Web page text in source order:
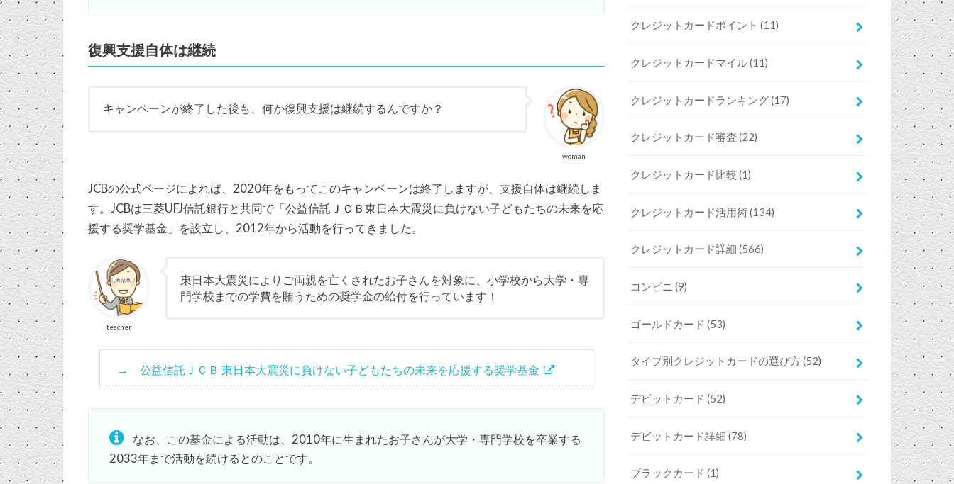
復興支援自体は継続
woman
キャンペーンが終了した後も、何か復興支援は継続するんですか？
JCBの公式ページによれば、2020年をもってこのキャンペーンは終了しますが、支援自体は継続しま
す。JCBは三菱UFJ信託銀行と共同で「公益信託ＪＣＢ東日本大震災に負けない子どもたちの未来を応
援する奨学基金」を設立し、2012年から活動を行ってきました。
teacher
東日本大震災によりご両親を亡くされたお子さんを対象に、小学校から大学・専
門学校までの学費を賄うための奨学金の給付を行っています！
公益信託ＪＣＢ 東日本大震災に負けない子どもたちの未来を応援する奨学基金
なお、この基金による活動は、2010年に生まれたお子さんが大学・専門学校を卒業する
2033年まで活動を続けるとのことです。
クレジットカードポイント(11)
クレジットカードマイル(11)
クレジットカードランキング(17)
クレジットカード審査(22)
クレジットカード比較(1)
クレジットカード活用術(134)
クレジットカード詳細(566)
コンビニ(9)
ゴールドカード(53)
タイプ別クレジットカードの選び方(52)
デビットカード(52)
デビットカード詳細(78)
ブラックカード(1)